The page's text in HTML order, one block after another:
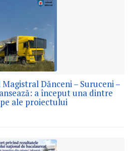
Dănceni – Suruceni –
a început una dintre
ale proiectului